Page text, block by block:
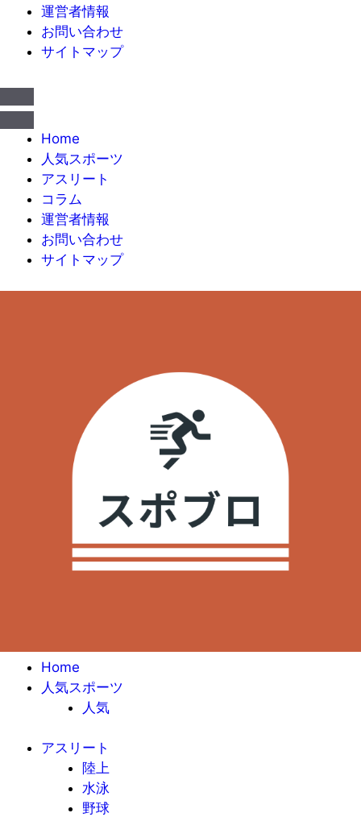
運営者情報
お問い合わせ
サイトマップ
Home
人気スポーツ
アスリート
コラム
運営者情報
お問い合わせ
サイトマップ
Home
人気スポーツ
人気
アスリート
陸上
水泳
野球